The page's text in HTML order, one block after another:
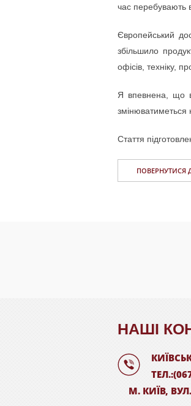
час перебувають в
Європейський
збільшило
офісів, техніку,
Я впевнена, що в
змінюватиметься
Стаття
ПОВЕРНУТИСЯ
НАШI
М. КИЇВ,